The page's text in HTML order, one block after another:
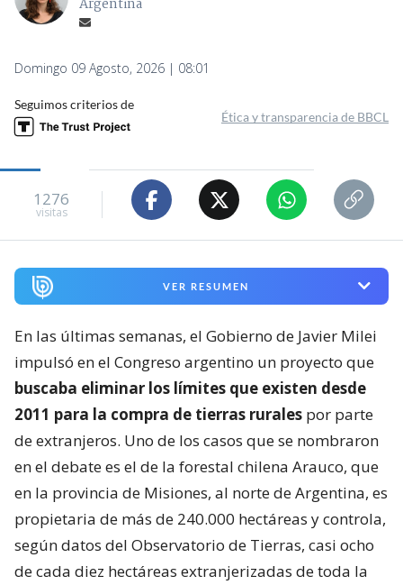
Argentina
Domingo 09 Agosto, 2026 | 08:01
Seguimos criterios de
Ética y transparencia de BBCL
1276
visitas
VER RESUMEN
En las últimas semanas, el Gobierno de Javier Milei
impulsó en el Congreso argentino un proyecto que
buscaba eliminar los límites que existen desde
2011 para la compra de tierras rurales por parte
de extranjeros. Uno de los casos que se nombraron
en el debate es el de la forestal chilena Arauco, que
en la provincia de Misiones, al norte de Argentina, es
propietaria de más de 240.000 hectáreas y controla,
según datos del Observatorio de Tierras, casi ocho
de cada diez hectáreas extranjerizadas de toda la